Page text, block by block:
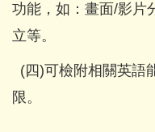
功能，如：畫面/影片
立等。
(四)可檢附相關英語
限。